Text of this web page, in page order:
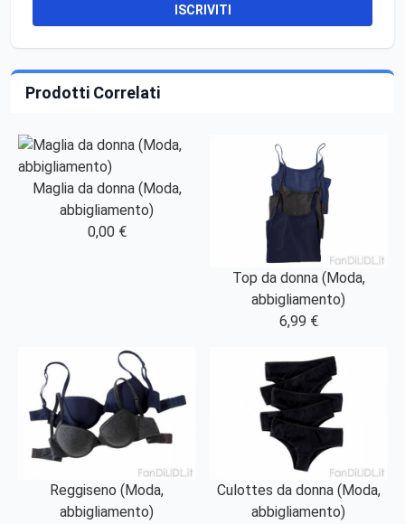
ISCRIVITI
Prodotti Correlati
Maglia da donna (Moda,
abbigliamento)
0,00 €
Top da donna (Moda,
abbigliamento)
6,99 €
Reggiseno (Moda,
abbigliamento)
Culottes da donna (Moda,
abbigliamento)